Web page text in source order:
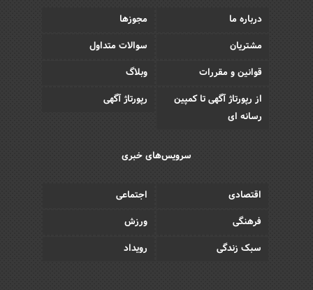
درباره ما
مجوزها
مشتریان
سوالات متداول
قوانین و مقررات
وبلاگ
از رپورتاژ آگهی تا کمپین
رسانه ای
رپورتاژ آگهی
سرویس‌های خبری
اقتصادی
اجتماعی
فرهنگی
ورزش
سبک زندگی
رویداد